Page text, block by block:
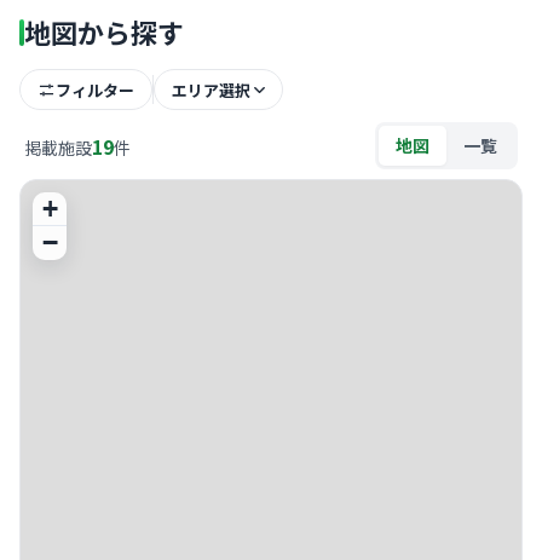
地図から探す
フィルター エリア選択
掲載施設19件 地図 一覧
+
−